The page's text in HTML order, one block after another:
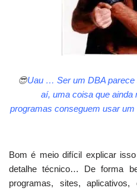
😎Uau … Ser um DBA
aí, uma coisa que ainda
programas conseguem usar
Bom é meio difícil explicar
detalhe técnico… De forma
programas, sites,